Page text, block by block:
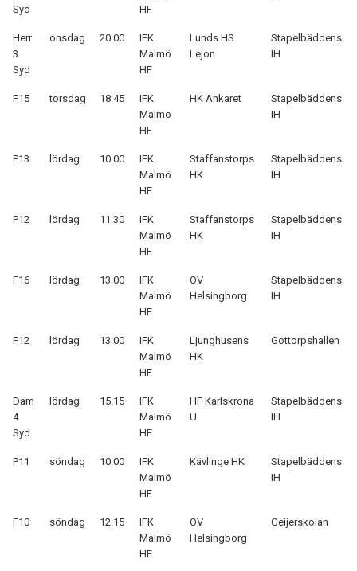
LÄNKAR
ÅRSHJUL
TRÄNINGSKLÄDER
KÖPA TRÄNINGSKORT NORDIC WELLNESS
Syd
HF
Herr
3
Syd
onsdag 20:00
IFK
Malmö
HF
Lunds HS
Lejon
Stapelbäddens
IH
F15 torsdag 18:45
IFK
Malmö
HF
HK Ankaret
Stapelbäddens
IH
P13 lördag 10:00
IFK
Malmö
HF
Staffanstorps
HK
Stapelbäddens
IH
P12 lördag 11:30
IFK
Malmö
HF
Staffanstorps
HK
Stapelbäddens
IH
F16 lördag 13:00
IFK
Malmö
HF
OV
Helsingborg
Stapelbäddens
IH
F12 lördag 13:00
IFK
Malmö
HF
Ljunghusens
HK
Gottorpshallen
Dam
4
Syd
lördag 15:15
IFK
Malmö
HF
HF Karlskrona
U
Stapelbäddens
IH
P11 söndag 10:00
IFK
Malmö
HF
Kävlinge HK
Stapelbäddens
IH
F10 söndag 12:15
IFK
Malmö
HF
OV
Helsingborg
Geijerskolan